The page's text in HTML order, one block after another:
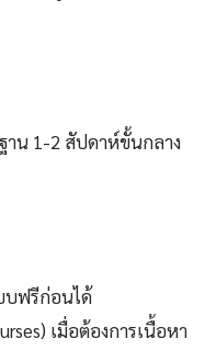
น 1-2 สัปดาห์ขั้นกลาง
บฟรีก่อนได้
เมื่อต้องการเนื้อหา